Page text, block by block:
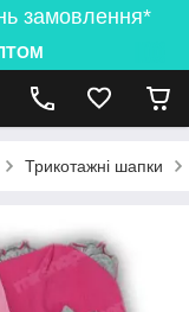
замовлення*
Трикотажні шапки